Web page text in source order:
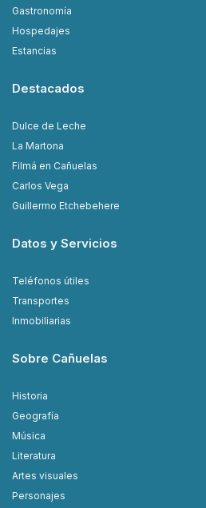
Gastronomía
Hospedajes
Estancias
Destacados
Dulce de Leche
La Martona
Filmá en Cañuelas
Carlos Vega
Guillermo Etchebehere
Datos y Servicios
Teléfonos útiles
Transportes
Inmobiliarias
Sobre Cañuelas
Historia
Geografía
Música
Literatura
Artes visuales
Personajes